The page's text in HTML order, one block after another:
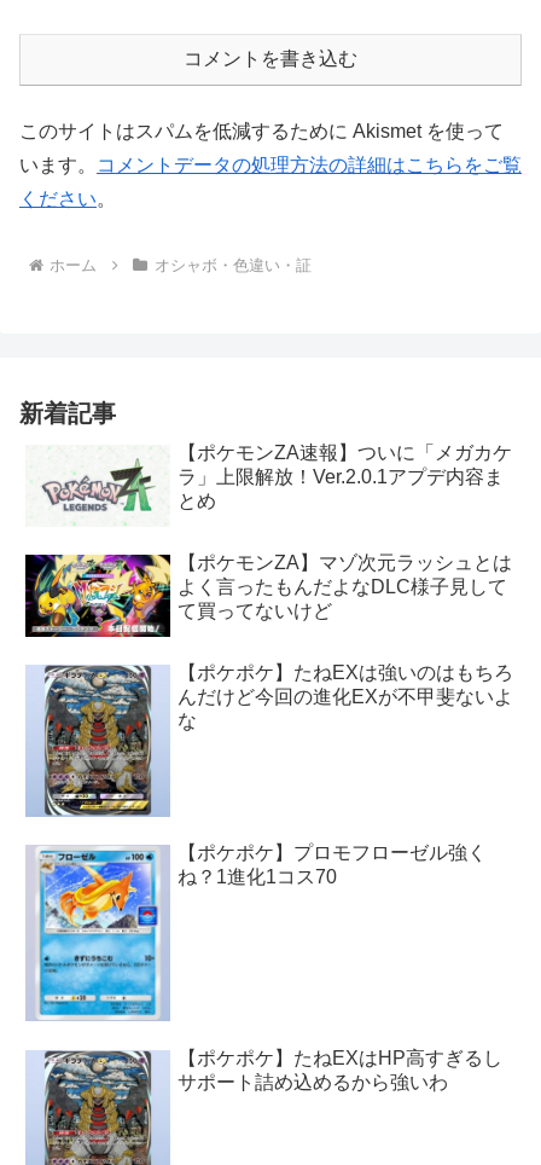
コメントを書き込む
このサイトはスパムを低減するために Akismet を使って
います。
コメントデータの処理方法の詳細はこちらをご覧
ください。
ホーム オシャボ・色違い・証
新着記事
【ポケモンZA速報】ついに「メガカケ
ラ」上限解放！Ver.2.0.1アプデ内容ま
とめ
【ポケモンZA】マゾ次元ラッシュとは
よく言ったもんだよなDLC様子見して
て買ってないけど
【ポケポケ】たねEXは強いのはもちろ
んだけど今回の進化EXが不甲斐ないよ
な
【ポケポケ】プロモフローゼル強く
ね？1進化1コス70
【ポケポケ】たねEXはHP高すぎるし
サポート詰め込めるから強いわ